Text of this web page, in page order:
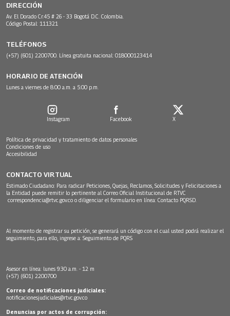
DIRECCIÓN
Av. El Dorado Cr.45 # 26 - 33 Bogotá D.C. Colombia.
Código Postal: 111321
TELÉFONOS
(+57) (601) 2200700. Línea gratuita nacional: 018000123414
HORARIO DE ATENCIÓN
Lunes a viernes de 8:00 a.m. a 5:00 p.m.
Instagram Facebook X
Política de privacidad y tratamiento de datos personales
Condiciones de uso
Accesibilidad
CONTACTO VIRTUAL
Estimado Ciudadano: Para radicar Peticiones, Quejas, Reclamos, Solicitudes y Felicitaciones a
la Entidad puede remitir lo pertinente al Correo Oficial Institucional de RTVC
correspondencia@rtvc.gov.co o diligenciar el formulario en línea: Contacto PQRSD.
Al momento de registrar su petición, se generará un código con el cual usted podrá realizar el
seguimiento, para ello, ingrese a: Seguimiento de PQRS
Asesor en línea: lunes 9:30 a.m. - 12 m
(+57) (601) 2200700
Correo de notificaciones judiciales:
notificacionesjudiciales@rtvc.gov.co
Denuncias por actos de corrupción: